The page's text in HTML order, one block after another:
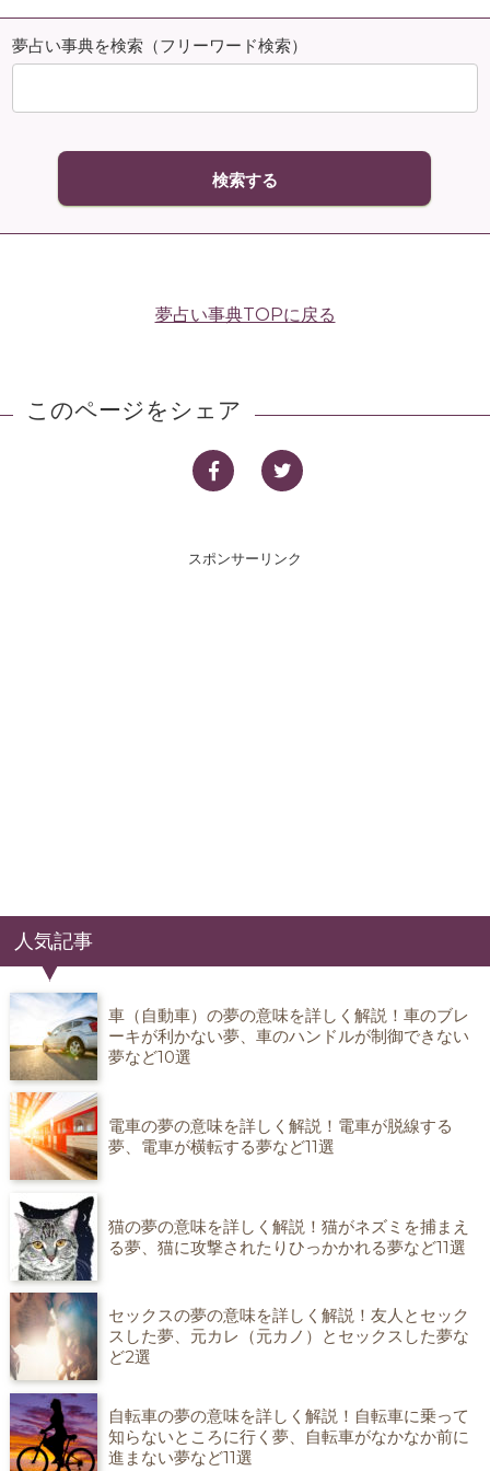
夢占い事典を検索（フリーワード検索）
夢占い事典TOPに戻る
このページをシェア
スポンサーリンク
人気記事
車（自動車）の夢の意味を詳しく解説！車のブレ
ーキが利かない夢、車のハンドルが制御できない
夢など10選
電車の夢の意味を詳しく解説！電車が脱線する
夢、電車が横転する夢など11選
猫の夢の意味を詳しく解説！猫がネズミを捕まえ
る夢、猫に攻撃されたりひっかかれる夢など11選
セックスの夢の意味を詳しく解説！友人とセック
スした夢、元カレ（元カノ）とセックスした夢な
ど2選
自転車の夢の意味を詳しく解説！自転車に乗って
知らないところに行く夢、自転車がなかなか前に
進まない夢など11選